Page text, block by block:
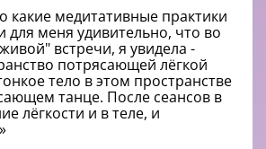
какие медитативные практики
меня удивительно, что во
встречи, я увидела -
потрясающей лёгкой
тело в этом пространстве
танце. После сеансов в
лёгкости и в теле, и